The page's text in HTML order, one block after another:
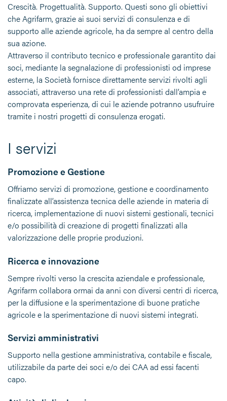
Crescità. Progettualità. Supporto. Questi sono gli obiettivi
che Agrifarm, grazie ai suoi servizi di consulenza e di
supporto alle aziende agricole, ha da sempre al centro della
sua azione.
Attraverso il contributo tecnico e professionale garantito dai
soci, mediante la segnalazione di professionisti od imprese
esterne, la Società fornisce direttamente servizi rivolti agli
associati, attraverso una rete di professionisti dall’ampia e
comprovata esperienza, di cui le aziende potranno usufruire
tramite i nostri progetti di consulenza erogati.
I servizi
Promozione e Gestione
Offriamo servizi di promozione, gestione e coordinamento
finalizzate all’assistenza tecnica delle aziende in materia di
ricerca, implementazione di nuovi sistemi gestionali, tecnici
e/o possibilità di creazione di progetti finalizzati alla
valorizzazione delle proprie produzioni.
Ricerca e innovazione
Sempre rivolti verso la crescita aziendale e professionale,
Agrifarm collabora ormai da anni con diversi centri di ricerca,
per la diffusione e la sperimentazione di buone pratiche
agricole e la sperimentazione di nuovi sistemi integrati.
Servizi amministrativi
Supporto nella gestione amministrativa, contabile e fiscale,
utilizzabile da parte dei soci e/o dei CAA ad essi facenti
capo.